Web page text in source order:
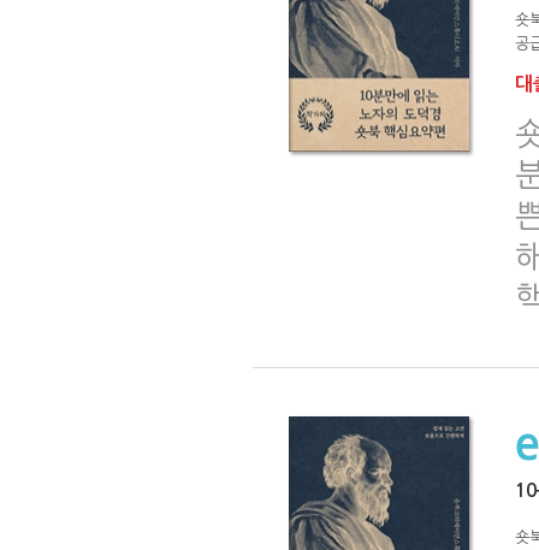
숏
공
대
10
숏